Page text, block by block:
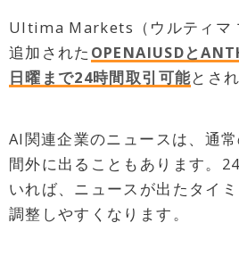
Ultima Markets（ウルティマ
追加された OPENAIUSDと
日曜まで24時間取引可能とさ
AI関連企業のニュースは、通
間外に出ることもあります。
いれば、ニュースが出たタイ
調整しやすくなります。